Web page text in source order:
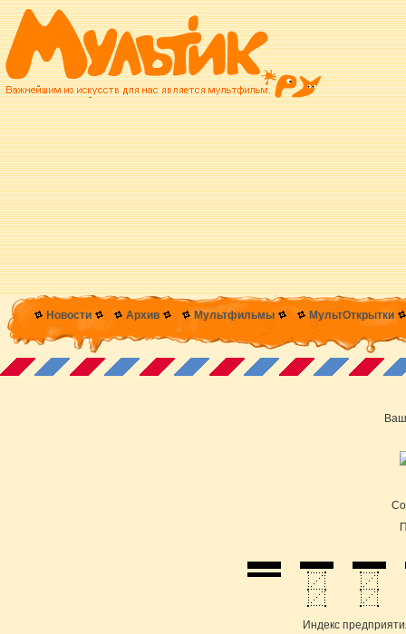
Новости Архив Мультфильмы МультОткрытки
Ваш
Индекс